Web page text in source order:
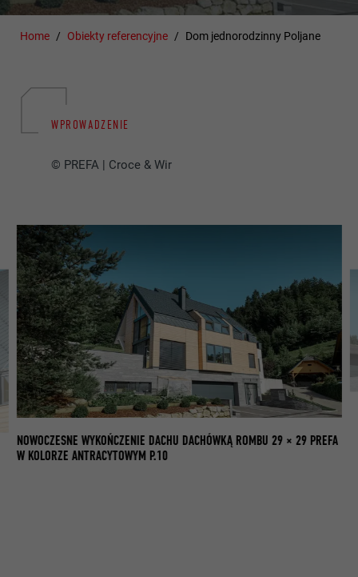
Home Obiekty referencyjne Dom jednorodzinny Poljane
WPROWADZENIE
© PREFA | Croce & Wir
NOWOCZESNE WYKOŃCZENIE DACHU DACHÓWKĄ ROMBU 29 × 29 PREFA
W KOLORZE ANTRACYTOWYM P.10